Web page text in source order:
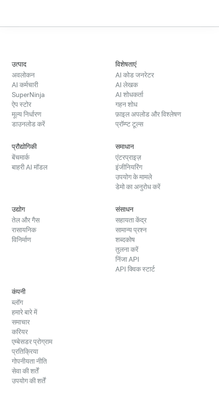
उत्पाद
अवलोकन
AI कर्मचारी
SuperNinja
ऐप स्टोर
मूल्य निर्धारण
डाउनलोड करें
विशेषताएं
AI कोड जनरेटर
AI लेखक
AI शोधकर्ता
गहन शोध
फ़ाइल अपलोड और विश्लेषण
प्रॉम्प्ट टूल्स
प्रौद्योगिकी
बेंचमार्क
बाहरी AI मॉडल
समाधान
एंटरप्राइज़
इंजीनियरिंग
उपयोग के मामले
डेमो का अनुरोध करें
उद्योग
तेल और गैस
रासायनिक
विनिर्माण
संसाधन
सहायता केंद्र
सामान्य प्रश्न
शब्दकोष
तुलना करें
निंजा API
API क्विक स्टार्ट
कंपनी
ब्लॉग
हमारे बारे में
समाचार
करियर
एम्बेसडर प्रोग्राम
प्रतिक्रिया
गोपनीयता नीति
सेवा की शर्तें
उपयोग की शर्तें